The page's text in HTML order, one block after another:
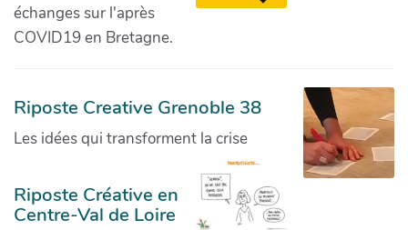
échanges sur l'après
COVID19 en Bretagne.
Riposte Creative Grenoble 38
Les idées qui transforment la crise
Riposte Créative en
Centre-Val de Loire